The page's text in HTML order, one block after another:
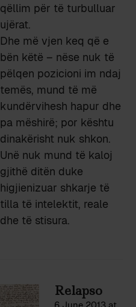
qëllim për të turbulluar
ujërat.
Dhe më vjen keq që e
bën këtë – nëse nuk të
pëlqen pozicioni im ndaj
temës, mund të më
kundërvihesh hapur dhe
pa mëshirë; por kështu
dinakërisht nuk shkon.
Unë nuk mund të kaloj
gjithë ditën duke
higjienizuar shkarje të
tilla të intelektit, reale
dhe të stisura.
Relapso
6 June 2013 at